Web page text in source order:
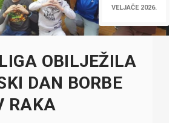
VELJAČE 2026.
OBILJEŽILA
DAN BORBE
RAKA